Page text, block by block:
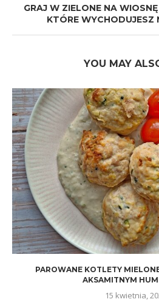
GRAJ W ZIELONE NA
KTÓRE WYCHODUJESZ
YOU MAY
PAROWANE KOTLETY
AKSAMITNYM
15 kwietnia,